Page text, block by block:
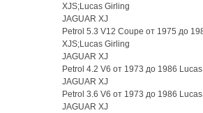
XJS;Lucas Girling
JAGUAR XJ
Petrol 5.3 V12 Coupe от 1975 до
XJS;Lucas Girling
JAGUAR XJ
Petrol 4.2 V6 от 1973 до 1986
JAGUAR XJ
Petrol 3.6 V6 от 1973 до 1986
JAGUAR XJ